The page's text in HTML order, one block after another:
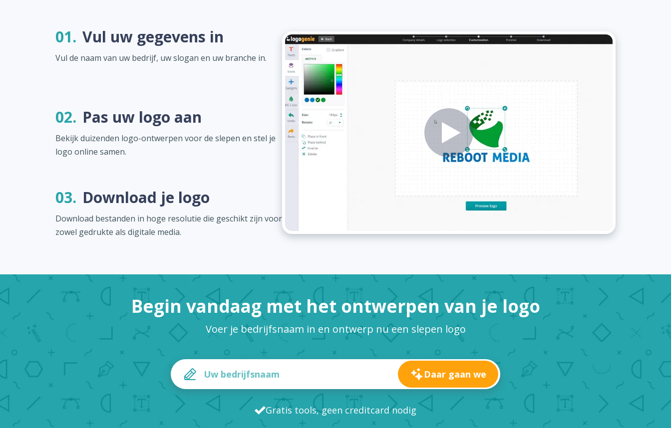
01. Vul uw gegevens in
Vul de naam van uw bedrijf, uw slogan en uw branche in.
02. Pas uw logo aan
Bekijk duizenden logo-ontwerpen voor de slepen en stel je
logo online samen.
03. Download je logo
Download bestanden in hoge resolutie die geschikt zijn voor
zowel gedrukte als digitale media.
Begin vandaag met het ontwerpen van je logo
Voer je bedrijfsnaam in en ontwerp nu een slepen logo
Daar gaan we
Gratis tools, geen creditcard nodig